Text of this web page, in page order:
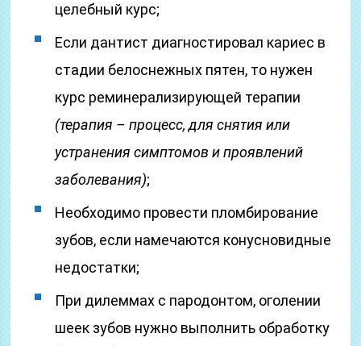
целебный курс;
Если дантист диагностировал кариес в
стадии белоснежных пятен, то нужен
курс реминерализирующей терапии
(терапия – процесс, для снятия или
устранения симптомов и проявлений
заболевания);
Необходимо провести пломбирование
зубов, если намечаются конусновидные
недостатки;
При дилеммах с пародонтом, оголении
шеек зубов нужно выполнить обработку